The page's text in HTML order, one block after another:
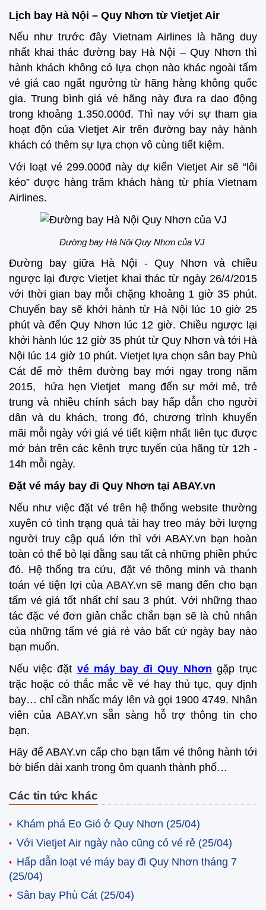
Lịch bay Hà Nội – Quy Nhơn từ Vietjet Air
Nếu như trước đây Vietnam Airlines là hãng duy
nhất khai thác đường bay Hà Nội – Quy Nhơn thì
hành khách không có lựa chọn nào khác ngoài tấm
vé giá cao ngất ngưởng từ hãng hàng không quốc
gia. Trung bình giá vé hãng này đưa ra dao động
trong khoảng 1.350.000đ. Thì nay với sự tham gia
hoạt độn của Vietjet Air trên đường bay này hành
khách có thêm sự lựa chọn vô cùng tiết kiệm.
Với loạt vé 299.000đ này dự kiến Vietjet Air sẽ “lôi
kéo” được hàng trăm khách hàng từ phía Vietnam
Airlines.
Đường bay Hà Nội Quy Nhơn của VJ
Đường bay giữa Hà Nội - Quy Nhơn và chiều
ngược lại được Vietjet khai thác từ ngày 26/4/2015
với thời gian bay mỗi chặng khoảng 1 giờ 35 phút.
Chuyến bay sẽ khởi hành từ Hà Nội lúc 10 giờ 25
phút và đến Quy Nhơn lúc 12 giờ. Chiều ngược lại
khởi hành lúc 12 giờ 35 phút từ Quy Nhơn và tới Hà
Nội lúc 14 giờ 10 phút. Vietjet lựa chọn sân bay Phù
Cát để mở thêm đường bay mới ngay trong năm
2015, hứa hẹn Vietjet mang đến sự mới mẻ, trẻ
trung và nhiều chính sách bay hấp dẫn cho người
dân và du khách, trong đó, chương trình khuyến
mãi mỗi ngày với giá vé tiết kiệm nhất liên tục được
mở bán trên các kênh trực tuyến của hãng từ 12h -
14h mỗi ngày.
Đặt vé máy bay đi Quy Nhơn tại ABAY.vn
Nếu như việc đặt vé trên hệ thống website thường
xuyên có tình trạng quá tải hay treo máy bởi lượng
người truy cập quá lớn thì với ABAY.vn bạn hoàn
toàn có thể bỏ lại đằng sau tất cả những phiền phức
đó. Hệ thống tra cứu, đặt vé thông minh và thanh
toán vé tiện lợi của ABAY.vn sẽ mang đến cho bạn
tấm vé giá tốt nhất chỉ sau 3 phút. Với những thao
tác đặc vé đơn giản chắc chắn bạn sẽ là chủ nhân
của những tấm vé giá rẻ vào bất cứ ngày bay nào
bạn muốn.
Nếu việc đặt vé máy bay đi Quy Nhơn gặp trục
trặc hoặc có thắc mắc về vé hay thủ tục, quy định
bay… chỉ cần nhấc máy lên và gọi 1900 4749. Nhân
viên của ABAY.vn sẵn sàng hỗ trợ thông tin cho
bạn.
Hãy để ABAY.vn cấp cho bạn tấm vé thông hành tới
bờ biển dài xanh trong ôm quanh thành phố…
Các tin tức khác
Khám phá Eo Gió ở Quy Nhơn (25/04)
Với Vietjet Air ngày nào cũng có vé rẻ (25/04)
Hấp dẫn loạt vé máy bay đi Quy Nhơn tháng 7
(25/04)
Sân bay Phù Cát (25/04)